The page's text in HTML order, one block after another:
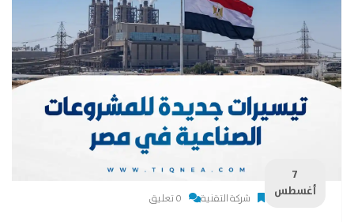
7
أغسطس
شركة التقنية 0 تعليق